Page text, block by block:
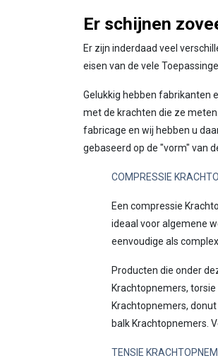
Er schijnen
Er zijn inderdaad veel
eisen van de vele
Gelukkig hebben fabrikanten
met de krachten die ze
fabricage en wij hebben u
gebaseerd op de "vorm" van
COMPRESSIE
Een compressie
ideaal voor algemene
eenvoudige als
Producten die onder
Krachtopnemers,
Krachtopnemers,
balk Krachtopnemers.
TENSIE